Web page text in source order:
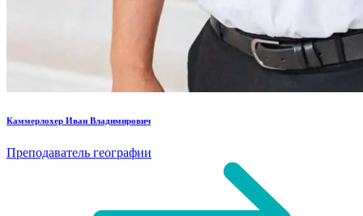
Каммерлохер Иван Владимирович
Преподаватель географии